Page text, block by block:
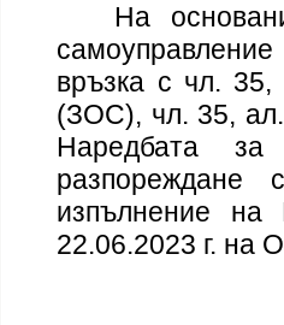
На
връзка с чл.
(ЗОС), чл. 35,
Наредбата
изпълнение
22.06.2023 г. на